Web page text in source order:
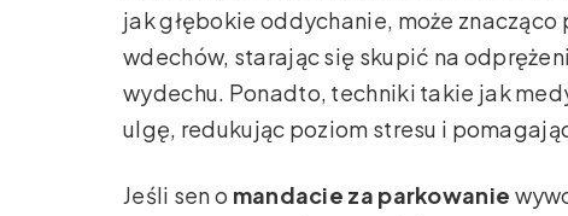
jak głębokie oddychanie, może
wdechów, starając się skupić na
wydechu. Ponadto, techniki takie jak
ulgę, redukując poziom stresu i
Jeśli sen o mandacie za parkowanie